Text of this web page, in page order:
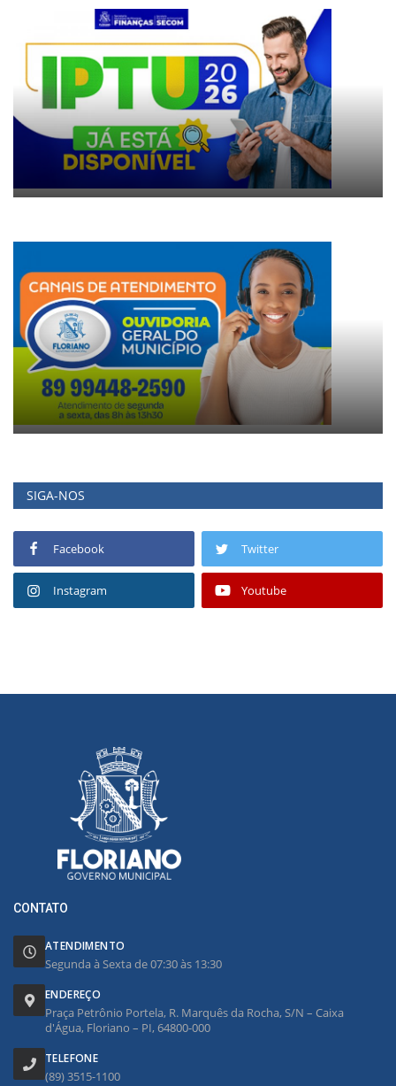
SIGA-NOS
Facebook Twitter
Instagram Youtube
CONTATO
ATENDIMENTO
Segunda à Sexta de 07:30 às 13:30
ENDEREÇO
Praça Petrônio Portela, R. Marquês da Rocha, S/N – Caixa
d'Água, Floriano – PI, 64800-000
TELEFONE
(89) 3515-1100